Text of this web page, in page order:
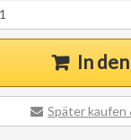
In
Später kaufen